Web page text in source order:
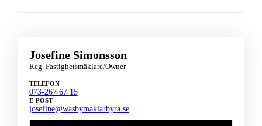
Josefine Simonsson
Reg. Fastighetsmäklare/Owner
TELEFON
073-267 67 15
E-POST
josefine@wasbymaklarbyra.se